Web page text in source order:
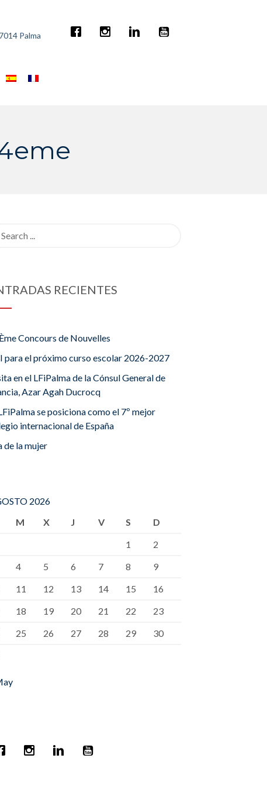
Palma
RECIENTES
Concours de Nouvelles
para el próximo curso escolar 2026-2027
en el LFiPalma de la Cónsul General de
Azar Agah Ducrocq
se posiciona como el 7º mejor
internacional de España
de la mujer
2026
M X J V S
D
1
2
4 5 6 7 8
9
11 12 13 14 15
16
18 19 20 21 22
23
25 26 27 28 29
30